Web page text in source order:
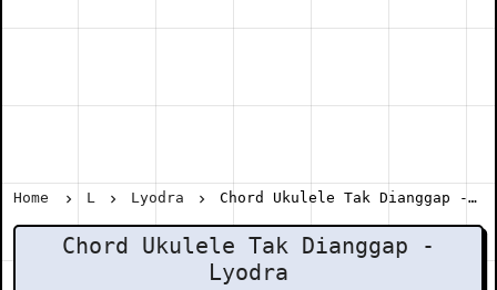
Home L Lyodra Chord Ukulele Tak Dianggap - Lyodra
Chord Ukulele Tak Dianggap -
Lyodra